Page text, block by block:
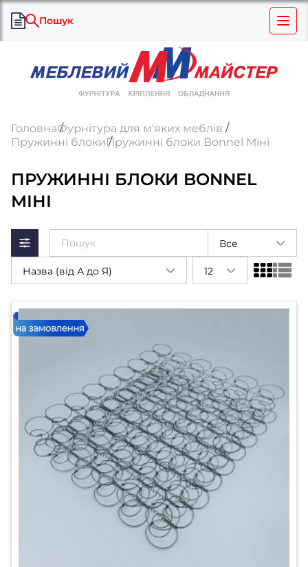
Пошук
ГоловнаФурнітура для м'яких меблів
Пружинні блокиПружинні блоки Bonnel Міні
ПРУЖИННІ БЛОКИ BONNEL
МІНІ
Все
Назва (від А до Я) 12